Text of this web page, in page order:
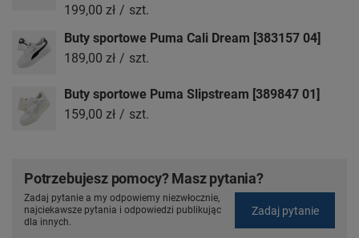
199,00 zł / szt.
Buty sportowe Puma Cali Dream [383157 04]
189,00 zł / szt.
Buty sportowe Puma Slipstream [389847 01]
159,00 zł / szt.
Potrzebujesz pomocy? Masz pytania?
Zadaj pytanie a my odpowiemy niezwłocznie,
najciekawsze pytania i odpowiedzi publikując
dla innych.
Zadaj pytanie